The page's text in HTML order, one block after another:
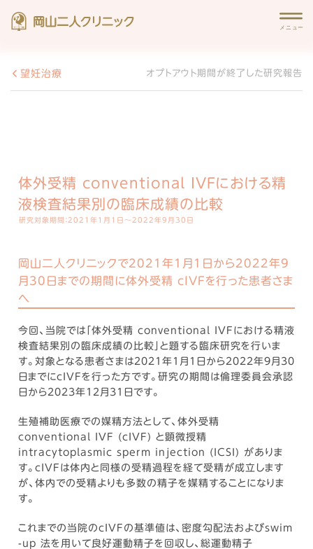
望妊治療 オプトアウト期間が終了した研究報告
体外受精 conventional IVFにおける精
液検査結果別の臨床成績の比較
研究対象期間：2021年1月1日～2022年9月30日
岡山二人クリニックで2021年1月1日から2022年9
月30日までの期間に体外受精 cIVFを行った患者さま
へ
今回、当院では「体外受精 conventional IVFにおける精液
検査結果別の臨床成績の比較」と題する臨床研究を行いま
す。対象となる患者さまは2021年1月1日から2022年9月30
日までにcIVFを行った方です。研究の期間は倫理委員会承認
日から2023年12月31日です。
生殖補助医療での媒精方法として、体外受精
conventional IVF (cIVF) と顕微授精
intracytoplasmic sperm injection (ICSI) がありま
す。cIVFは体内と同様の受精過程を経て受精が成立します
が、体内での受精よりも多数の精子を媒精することになりま
す。
これまでの当院のcIVFの基準値は、密度勾配法およびswim
-up 法を用いて良好運動精子を回収し、総運動精子